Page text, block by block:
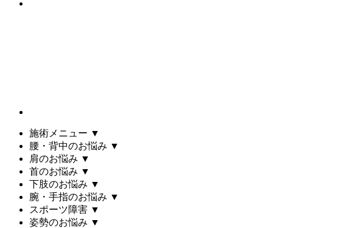
施術メニュー ▼
腰・背中のお悩み ▼
肩のお悩み ▼
首のお悩み ▼
下肢のお悩み ▼
腕・手指のお悩み ▼
スポーツ障害 ▼
姿勢のお悩み ▼